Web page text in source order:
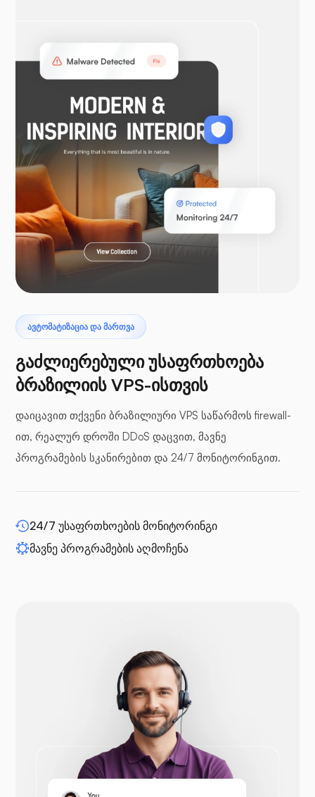
WooCommerce
ლარაველი
ბუფერული პანელები
Opencart
პრესტაშოპი
ᲐᲕᲢᲝᲛᲐᲢᲘᲖᲐᲪᲘᲐ ᲓᲐ ᲛᲐᲠᲗᲕᲐ
გაძლიერებული უსაფრთხოება
ბრაზილიის VPS-ისთვის
დაიცავით თქვენი ბრაზილიური VPS საწარმოს firewall-
ით, რეალურ დროში DDoS დაცვით, მავნე
პროგრამების სკანირებით და 24/7 მონიტორინგით.
24/7 უსაფრთხოების მონიტორინგი
მავნე პროგრამების აღმოჩენა